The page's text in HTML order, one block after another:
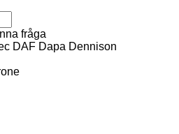
fråga
DAF Dapa Dennison